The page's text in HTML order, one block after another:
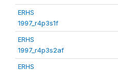
ERHS
1997_r4p3s1f
ERHS
1997_r4p3s2af
ERHS